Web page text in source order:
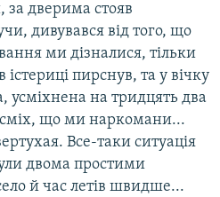
за дверима стояв
дивувався від того, що
ми дізналися, тільки
пирснув, та у вічку
усміхнена на тридцять два
сміх, що ми наркомани...
Все-таки ситуація
двома простими
й час летів швидше...